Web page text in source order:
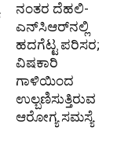
ನಂತರ ದೆಹಲಿ-
ಎನ್‌ಸಿಆರ್‌ನಲ್ಲಿ
ಹದಗೆಟ್ಟ ಪರಿಸರ;
ವಿಷಕಾರಿ
ಗಾಳಿಯಿಂದ
ಉಲ್ಬಣಿಸುತ್ತಿರುವ
ಆರೋಗ್ಯ ಸಮಸ್ಯೆ